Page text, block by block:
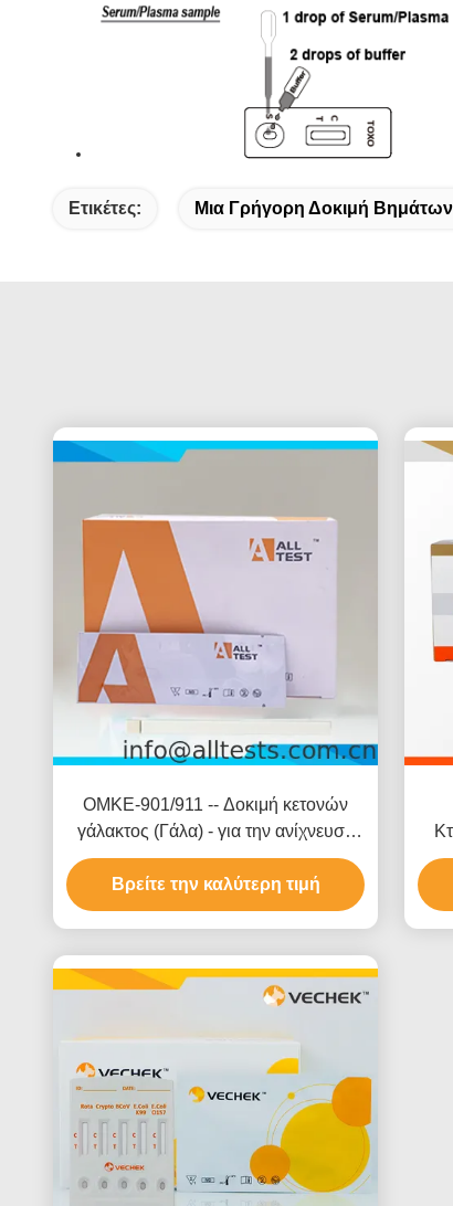
Ετικέτες: Μια Γρήγορη Δοκιμή Βημάτων
OMKE-901/911 -- Δοκιμή κετονών
γάλακτος (Γάλα) - για την ανίχνευση
κετονών στο γάλα
Βρείτε την καλύτερη τιμή